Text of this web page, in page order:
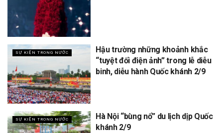
SỰ KIỆN TRONG NƯỚC
Hậu trường những khoảnh khắc
“tuyệt đối điện ảnh” trong lễ diễu
binh, diễu hành Quốc khánh 2/9
SỰ KIỆN TRONG NƯỚC
Hà Nội “bùng nổ” du lịch dịp Quốc
khánh 2/9